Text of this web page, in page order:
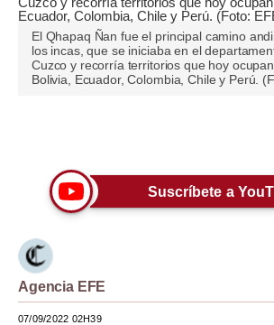
Pregunta de hoy
Blogs
Tendencias
Moda
Mundo
El Qhapaq Ñan fue el principal camino
los incas, que se iniciaba en el
Cuzco y recorría territorios que hoy ocupan
Bolivia, Ecuador, Colombia, Chile y Perú.
Suscríbete a
Agencia EFE
07/09/2022 02H39